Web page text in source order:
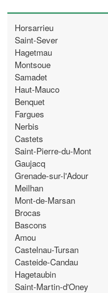
Horsarrieu
Saint-Sever
Hagetmau
Montsoue
Samadet
Haut-Mauco
Benquet
Fargues
Nerbis
Castets
Saint-Pierre-du-Mont
Gaujacq
Grenade-sur-l'Adour
Meilhan
Mont-de-Marsan
Brocas
Bascons
Amou
Castelnau-Tursan
Casteide-Candau
Hagetaubin
Saint-Martin-d'Oney